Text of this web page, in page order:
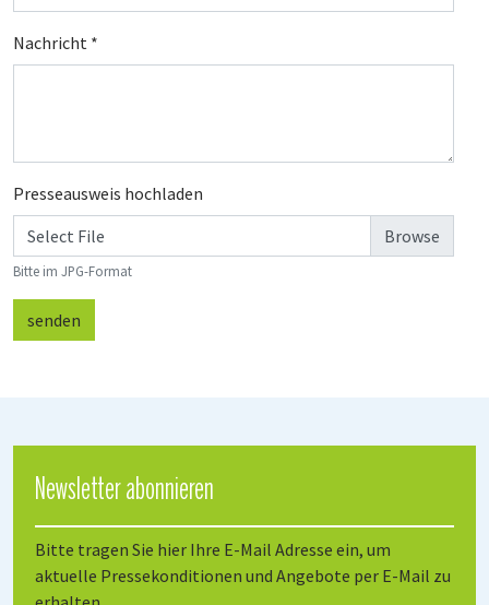
Nachricht *
Presseausweis hochladen
Select File
Bitte im JPG-Format
senden
Newsletter abonnieren
Bitte tragen Sie hier Ihre E-Mail Adresse ein, um
aktuelle Pressekonditionen und Angebote per E-Mail zu